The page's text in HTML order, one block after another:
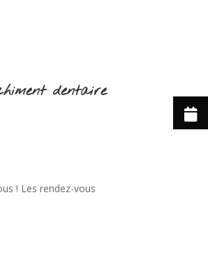
dentaire
! Les rendez-vous